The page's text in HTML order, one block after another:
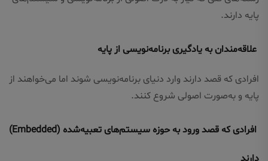
پایه دارند.
علاقه‌مندان به یادگیری برنامه‌نویسی از پایه
افرادی که قصد دارند وارد دنیای برنامه‌نویسی شوند اما می‌خواهند از
پایه و به‌صورت اصولی شروع کنند.
افرادی که قصد ورود به حوزه سیستم‌های تعبیه‌شده (Embedded)